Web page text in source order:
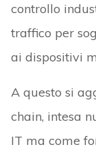
controllo
traffico per
ai dispositivi
A questo si
chain, intesa
IT ma come